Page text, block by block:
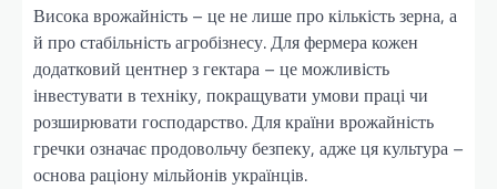
Висока врожайність – це не лише про кількість зерна, а
й про стабільність агробізнесу. Для фермера кожен
додатковий центнер з гектара – це можливість
інвестувати в техніку, покращувати умови праці чи
розширювати господарство. Для країни врожайність
гречки означає продовольчу безпеку, адже ця культура –
основа раціону мільйонів українців.